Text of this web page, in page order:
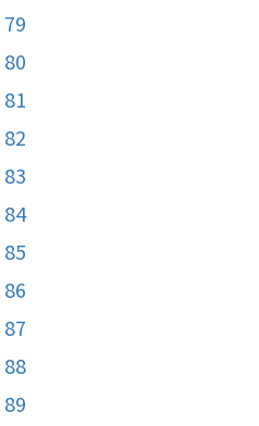
79
80
81
82
83
84
85
86
87
88
89